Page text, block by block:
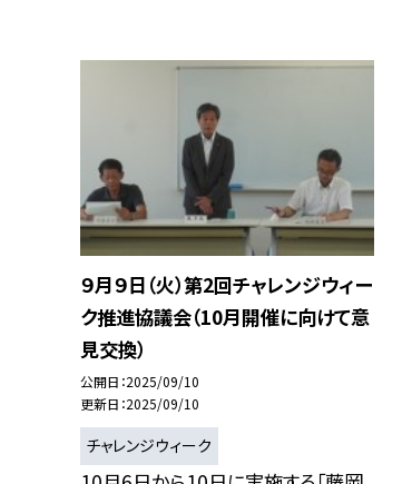
９月９日（火）第2回チャレンジウィー
ク推進協議会（10月開催に向けて意
見交換）
公開日 2025/09/10
更新日 2025/09/10
チャレンジウィーク